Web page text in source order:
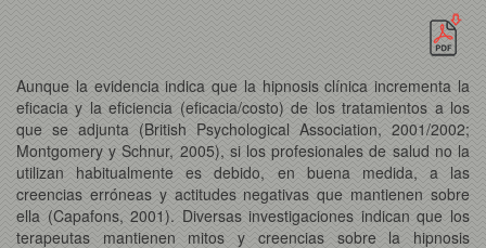
Aunque la evidencia indica que la hipnosis clínica incrementa la
eficacia y la eficiencia (eficacia/costo) de los tratamientos a los
que se adjunta (British Psychological Association, 2001/2002;
Montgomery y Schnur, 2005), si los profesionales de salud no la
utilizan habitualmente es debido, en buena medida, a las
creencias erróneas y actitudes negativas que mantienen sobre
ella (Capafons, 2001). Diversas investigaciones indican que los
terapeutas mantienen mitos y creencias sobre la hipnosis